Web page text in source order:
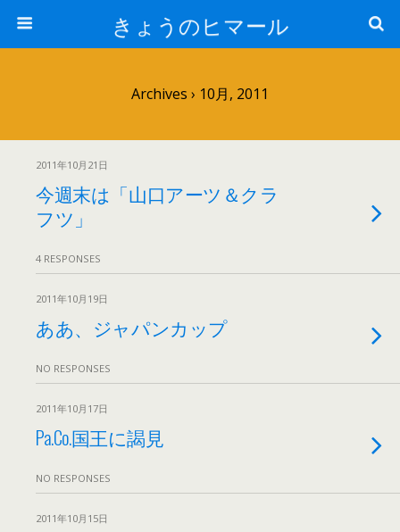
きょうのヒマール
Archives › 10月, 2011
2011年10月21日
今週末は「山口アーツ＆クラ
フツ」
4 RESPONSES
2011年10月19日
ああ、ジャパンカップ
NO RESPONSES
2011年10月17日
Pa.Co.国王に謁見
NO RESPONSES
2011年10月15日